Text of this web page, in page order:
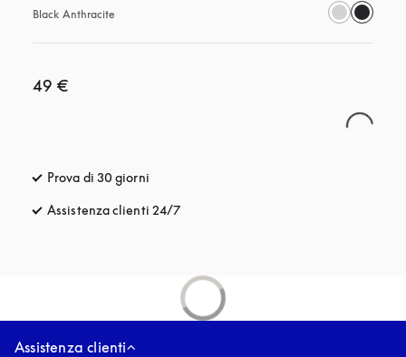
Black Anthracite
49 €
Prova di 30 giorni
Assistenza clienti 24/7
Assistenza clienti